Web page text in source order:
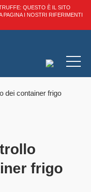
QUESTO È IL SITO
PAGINA I NOSTRI RIFERIMENTI
dei container frigo
frigo